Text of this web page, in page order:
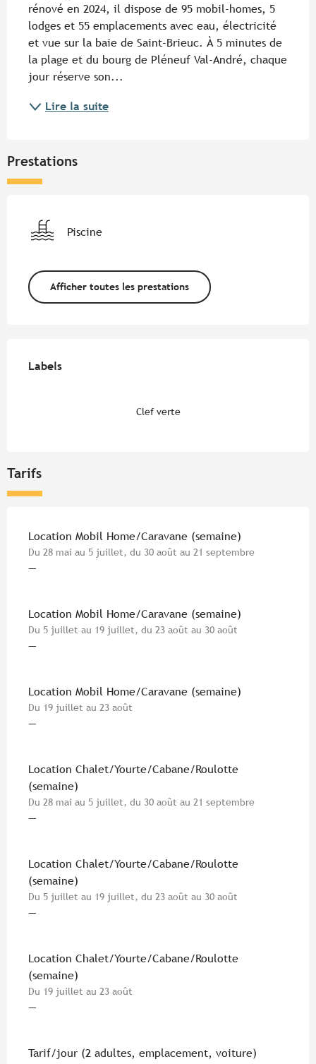
rénové en 2024, il dispose de 95 mobil-homes, 5
lodges et 55 emplacements avec eau, électricité
et vue sur la baie de Saint-Brieuc. À 5 minutes de
la plage et du bourg de Pléneuf Val-André, chaque
jour réserve son...
Lire la suite
Prestations
Piscine
Afficher toutes les prestations
Labels
Labels
Clef verte
Tarifs
Tarifs 2026
Location Mobil Home/Caravane (semaine)
Du 28 mai au 5 juillet, du 30 août au 21 septembre
—
Location Mobil Home/Caravane (semaine)
Du 5 juillet au 19 juillet, du 23 août au 30 août
—
Location Mobil Home/Caravane (semaine)
Du 19 juillet au 23 août
—
Location Chalet/Yourte/Cabane/Roulotte
(semaine)
Du 28 mai au 5 juillet, du 30 août au 21 septembre
—
Location Chalet/Yourte/Cabane/Roulotte
(semaine)
Du 5 juillet au 19 juillet, du 23 août au 30 août
—
Location Chalet/Yourte/Cabane/Roulotte
(semaine)
Du 19 juillet au 23 août
—
Tarif/jour (2 adultes, emplacement, voiture)